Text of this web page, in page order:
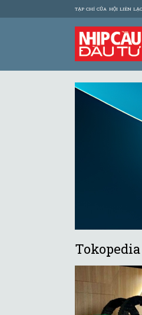
TẠP CHÍ CỦA HỘI LIÊN